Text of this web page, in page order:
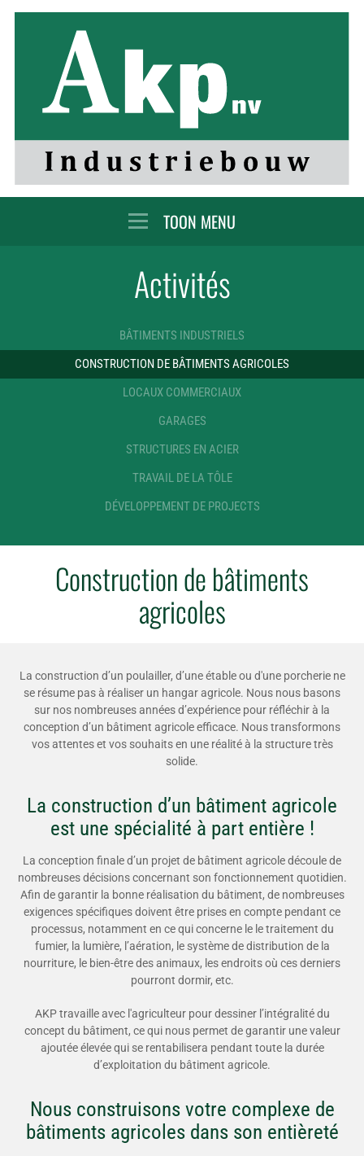
MENU
Activités
BÂTIMENTS INDUSTRIELS
CONSTRUCTION DE BÂTIMENTS AGRICOLES
LOCAUX COMMERCIAUX
GARAGES
STRUCTURES EN ACIER
TRAVAIL DE LA TÔLE
DÉVELOPPEMENT DE PROJECTS
Construction de bâtiments
agricoles
La construction d’un poulailler, d’une étable ou d'une porcherie ne
se résume pas à réaliser un hangar agricole. Nous nous basons
sur nos nombreuses années d’expérience pour réfléchir à la
conception d’un bâtiment agricole efficace. Nous transformons
vos attentes et vos souhaits en une réalité à la structure très
solide.
La construction d’un bâtiment agricole
est une spécialité à part entière !
La conception finale d’un projet de bâtiment agricole découle de
nombreuses décisions concernant son fonctionnement quotidien.
Afin de garantir la bonne réalisation du bâtiment, de nombreuses
exigences spécifiques doivent être prises en compte pendant ce
processus, notamment en ce qui concerne le le traitement du
fumier, la lumière, l’aération, le système de distribution de la
nourriture, le bien-être des animaux, les endroits où ces derniers
pourront dormir, etc.
AKP travaille avec l'agriculteur pour dessiner l’intégralité du
concept du bâtiment, ce qui nous permet de garantir une valeur
ajoutée élevée qui se rentabilisera pendant toute la durée
d’exploitation du bâtiment agricole.
Nous construisons votre complexe de
bâtiments agricoles dans son entièreté